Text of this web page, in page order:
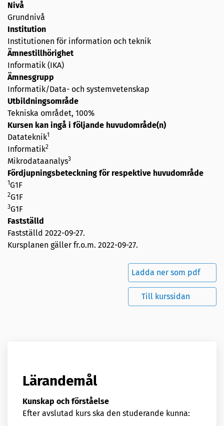
Nivå
Grundnivå
Institution
Institutionen för information och teknik
Ämnestillhörighet
Informatik (IKA)
Ämnesgrupp
Informatik/Data- och systemvetenskap
Utbildningsområde
Tekniska området, 100%
Kursen kan ingå i följande huvudområde(n)
Datateknik1
Informatik2
Mikrodataanalys3
Fördjupningsbeteckning för respektive huvudområde
1G1F
2G1F
3G1F
Fastställd
Fastställd 2022-09-27.
Kursplanen gäller fr.o.m. 2022-09-27.
Ladda ner som pdf
Till kurssidan
Lärandemål
Kunskap och förståelse
Efter avslutad kurs ska den studerande kunna: